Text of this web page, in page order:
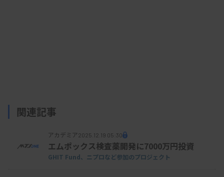
関連記事
アカデミア 2025.12.19 05:30
エムポックス検査薬開発に7000万円投資
GHIT Fund、ニプロなど参加のプロジェクト